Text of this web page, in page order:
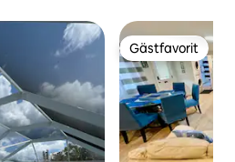
Gästfavorit
Gästfavorit